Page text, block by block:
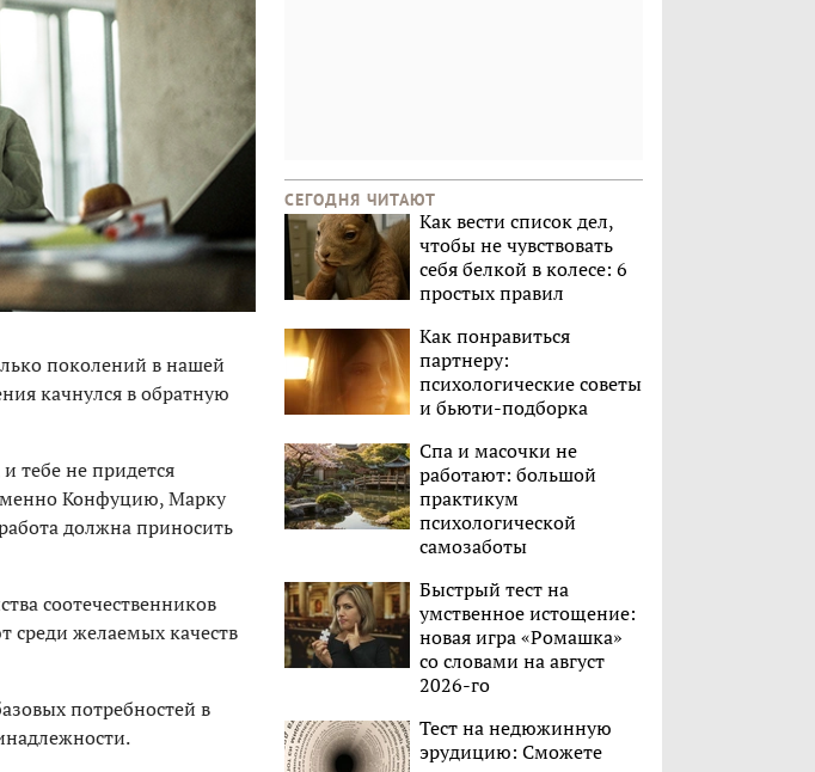
поколений в нашей
качнулся в обратную
тебе не придется
Конфуцию, Марку
должна приносить
соотечественников
среди желаемых качеств
потребностей в
СЕГОДНЯ ЧИТАЮТ
Как вести список дел,
чтобы не чувствовать
себя белкой в колесе: 6
простых правил
Как понравиться
партнеру:
психологические советы
и бьюти-подборка
Спа и масочки не
работают: большой
практикум
психологической
самозаботы
Быстрый тест на
умственное истощение:
новая игра «Ромашка»
со словами на август
2026-го
Тест на недюжинную
эрудицию: Сможете